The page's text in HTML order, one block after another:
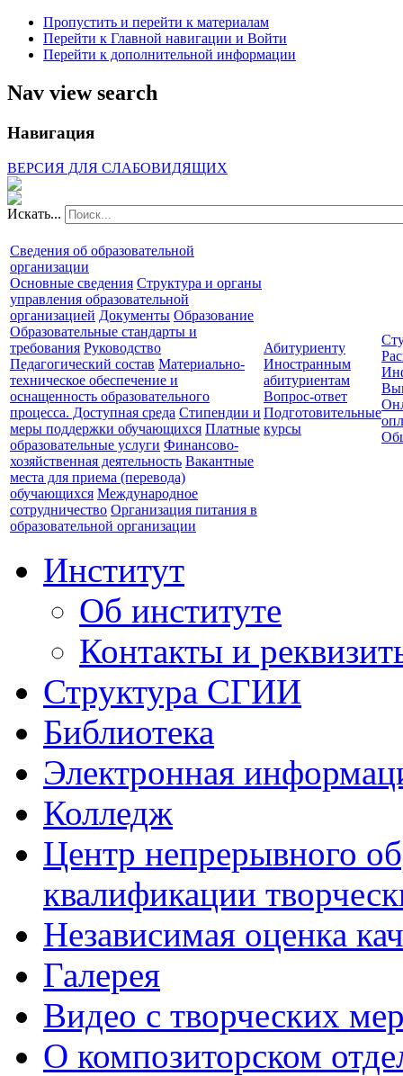
Пропустить и перейти к материалам
Перейти к Главной навигации и Войти
Перейти к дополнительной информации
Nav view search
Навигация
ВЕРСИЯ ДЛЯ СЛАБОВИДЯЩИХ
Искать...
Сведения об образовательной
организации
Основные сведения Структура и органы
управления образовательной
организацией Документы Образование
Образовательные стандарты и
требования Руководство
Педагогический состав Материально-
техническое обеспечение и
оснащенность образовательного
процесса. Доступная среда Стипендии и
меры поддержки обучающихся Платные
образовательные услуги Финансово-
хозяйственная деятельность Вакантные
места для приема (перевода)
обучающихся Международное
сотрудничество Организация питания в
образовательной организации
Абитуриенту
Иностранным
абитуриентам
Вопрос-ответ
Подготовительные
курсы
Институт
Об институте
Контакты и
Структура СГИИ
Библиотека
Электронная
Колледж
Центр непрерывного
квалификации
Независимая оценка
Галерея
Видео с творческих
О композиторском